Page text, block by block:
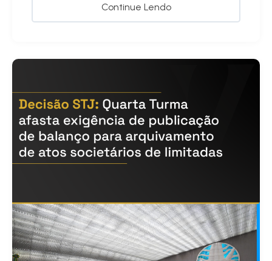
Continue Lendo